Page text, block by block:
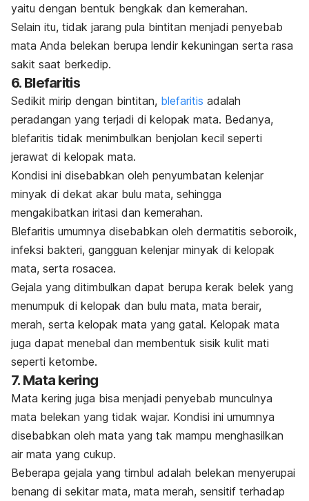
yaitu dengan bentuk bengkak dan kemerahan.
Selain itu, tidak jarang pula bintitan menjadi penyebab
mata Anda belekan berupa lendir kekuningan serta rasa
sakit saat berkedip.
6. Blefaritis
Sedikit mirip dengan bintitan, blefaritis adalah
peradangan yang terjadi di kelopak mata. Bedanya,
blefaritis tidak menimbulkan benjolan kecil seperti
jerawat di kelopak mata.
Kondisi ini disebabkan oleh penyumbatan kelenjar
minyak di dekat akar bulu mata, sehingga
mengakibatkan iritasi dan kemerahan.
Blefaritis umumnya disebabkan oleh dermatitis seboroik,
infeksi bakteri, gangguan kelenjar minyak di kelopak
mata, serta rosacea.
Gejala yang ditimbulkan dapat berupa kerak belek yang
menumpuk di kelopak dan bulu mata, mata berair,
merah, serta kelopak mata yang gatal. Kelopak mata
juga dapat menebal dan membentuk sisik kulit mati
seperti ketombe.
7. Mata kering
Mata kering juga bisa menjadi penyebab munculnya
mata belekan yang tidak wajar. Kondisi ini umumnya
disebabkan oleh mata yang tak mampu menghasilkan
air mata yang cukup.
Beberapa gejala yang timbul adalah belekan menyerupai
benang di sekitar mata, mata merah, sensitif terhadap